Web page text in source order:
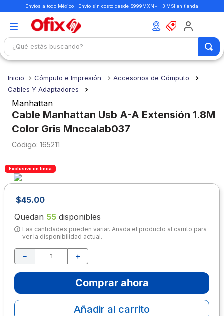
Envíos a todo México | Envío sin costo desde $999MXN* | 3 MSI en tienda
¿Qué estás buscando?
Cómputo e Impresión
Accesorios de Cómputo
Cables Y Adaptadores
Manhattan
Cable Manhattan Usb A-A Extensión 1.8M
Color Gris Mnccalab037
: 165211
Exclusivo en línea
$45.00
Quedan 55 disponibles
Las cantidades pueden variar. Añada el producto al carrito para
ver la disponibilidad actual.
＋
－
Comprar ahora
Añadir al carrito
1.
mochilas
2.
libretas
3.
cuaderno
4.
cuadernos
colores
6.
boligrafo
7.
escritorio
8.
sacapuntas
9.
escolar
lapiz